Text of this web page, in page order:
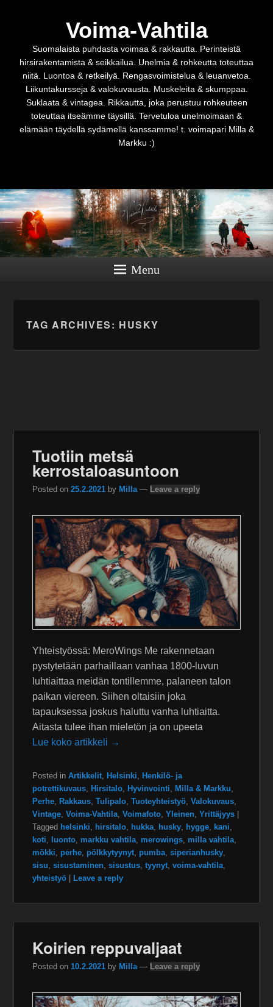
Voima-Vahtila
Suomalaista puhdasta voimaa & rakkautta. Perinteistä
hirsirakentamista & seikkailua. Unelmia & rohkeutta toteuttaa
niitä. Luontoa & retkeilyä. Rengasvoimistelua & leuanvetoa.
Liikuntakursseja & valokuvausta. Muskeleita & skumppaa.
Suklaata & vintagea. Rikkautta, joka perustuu rohkeuteen
toteuttaa itseämme täysillä. Tervetuloa unelmoimaan &
elämään täydellä sydämellä kanssamme! t. voimapari Milla &
Markku :)
Menu
TAG ARCHIVES: HUSKY
Tuotiin metsä
kerrostaloasuntoon
Posted on25.2.2021 by Milla — Leave a reply
Yhteistyössä: MeroWings Me rakennetaan
pystytetään parhaillaan vanhaa 1800-luvun
luhtiaittaa meidän tontillemme, palaneen talon
paikan viereen. Siihen oltaisiin joka
tapauksessa joskus haluttu vanha luhtiaitta.
Aitasta tulee ihan mieletön ja on upeeta
Lue koko artikkeli →
Posted in Artikkelit, Helsinki, Henkilö- ja
potrettikuvaus, Hirsitalo, Hyvinvointi, Milla & Markku,
Perhe, Rakkaus,Tulipalo,Tuoteyhteistyö,Valokuvaus,
Vintage,Voima-Vahtila,Voimafoto,Yleinen,Yrittäjyys
Tagged helsinki, hirsitalo, hukka, husky, hygge, kani,
koti, luonto, markku vahtila, merowings, milla vahtila,
mökki, perhe, pölkkytyynyt, pumba,siperianhusky,
sisu,sisustaminen,sisustus,tyynyt,voima-vahtila,
yhteistyö
Leave a reply
Koirien reppuvaljaat
Posted on 10.2.2021 by Milla — Leave a reply